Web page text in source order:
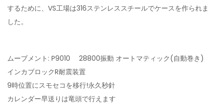
するために、VS工場は316ステンレススチールでケースを作られま
した。
ムーブメント: P9010 28800振動 オートマティック(自動巻き)
インカブロックR耐震装置
9時位置にスモセコを移行!永久秒針
カレンダー早送りは竜頭で行えます